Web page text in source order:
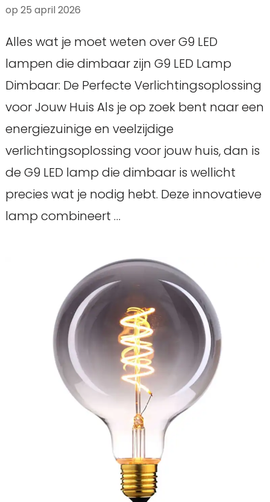
op 25 april 2026
Alles wat je moet weten over G9 LED
lampen die dimbaar zijn G9 LED Lamp
Dimbaar: De Perfecte Verlichtingsoplossing
voor Jouw Huis Als je op zoek bent naar een
energiezuinige en veelzijdige
verlichtingsoplossing voor jouw huis, dan is
de G9 LED lamp die dimbaar is wellicht
precies wat je nodig hebt. Deze innovatieve
lamp combineert …